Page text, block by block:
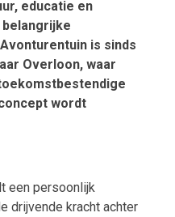
educatie en
is sinds
Overloon, waar
wordt
een persoonlijk
drijvende kracht achter